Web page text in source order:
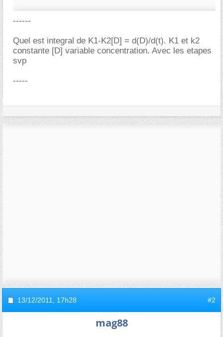
------
Quel est integral de K1-K2[D] = d(D)/d(t). K1 et k2
constante [D] variable concentration. Avec les etapes
svp
-----
13/12/2011, 17h28 #2
mag88